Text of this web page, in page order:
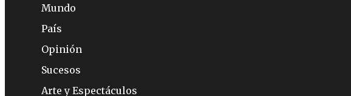
Mundo
País
Opinión
Sucesos
Arte y Espectáculos